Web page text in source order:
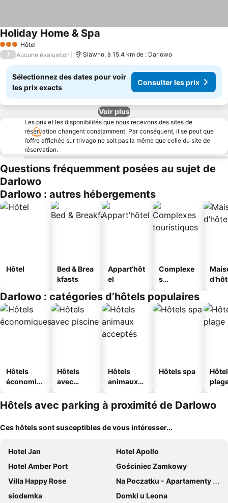
3 ÉtoilesHôtel
Holiday Home & Spa
/ Aucune évaluation Slawno, à 15.4 km de : Darlowo
Sélectionnez des dates pour voir
les prix exacts
Consulter les prix
Voir plus
Les prix et les disponibilités que nous recevons des sites de
réservation changent constamment. Par conséquent, il se peut que
l’offre affichée sur trivago ne soit pas la même que celle du site de
réservation.
Questions fréquemment posées au sujet de
Darlowo
Darlowo : autres hébergements
Hôtel
Bed & Brea
kfasts
Appart’hôt
el
Complexe
s
s
Darlowo : catégories d’hôtels populaires
Hôtels
économiq
Hôtels
avec
Hôtels
animaux
Hôtels spa
Hôtels avec parking à proximité de Darlowo
Ces hôtels sont susceptibles de vous intéresser...
Hotel Jan
Hotel Apollo
Hotel Amber Port
Gościniec Zamkowy
Villa Happy Rose
Na Poczatku - Apartamenty i Pokoje
siodemka
Domki u Leona